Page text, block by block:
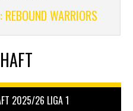
WARRIORS
2025/26 LIGA 1